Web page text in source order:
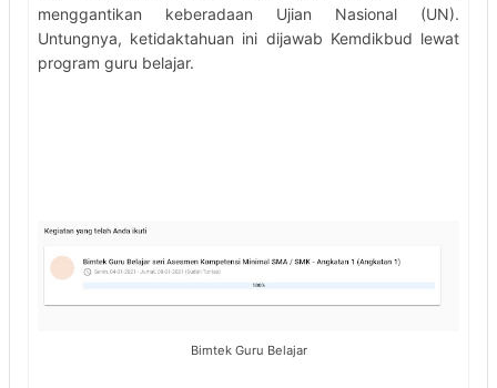
menggantikan keberadaan Ujian Nasional (UN).
Untungnya, ketidaktahuan ini dijawab Kemdikbud lewat
program guru belajar.
Bimtek Guru Belajar